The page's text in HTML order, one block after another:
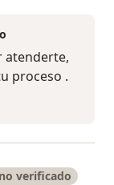
atenderte,
proceso .
verificado